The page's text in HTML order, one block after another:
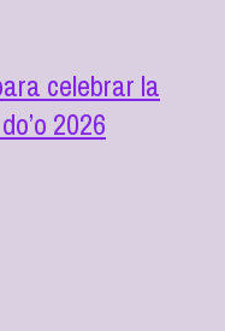
celebrar la
2026